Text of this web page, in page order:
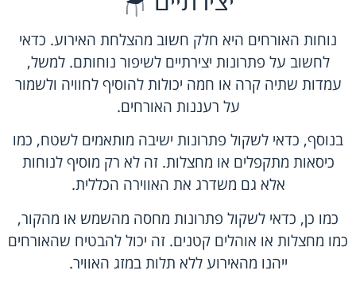
נוחות האורחים היא חלק חשוב מהצלחת האירוע. כדאי
לחשוב על פתרונות יצירתיים לשיפור נוחותם. למשל,
עמדות שתיה קרה או חמה יכולות להוסיף לחוויה ולשמור
על רעננות האורחים.
בנוסף, כדאי לשקול פתרונות ישיבה מותאמים לשטח, כמו
כיסאות מתקפלים או מחצלות. זה לא רק מוסיף לנוחות
אלא גם משדרג את האווירה הכללית.
כמו כן, כדאי לשקול פתרונות מחסה מהשמש או מהקור,
כמו מחצלות או אוהלים קטנים. זה יכול להבטיח שהאורחים
ייהנו מהאירוע ללא תלות במזג האוויר.